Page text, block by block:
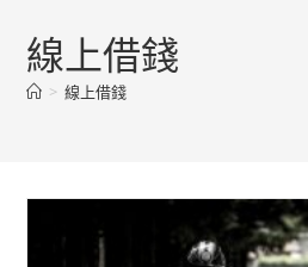
線上借錢
> 線上借錢